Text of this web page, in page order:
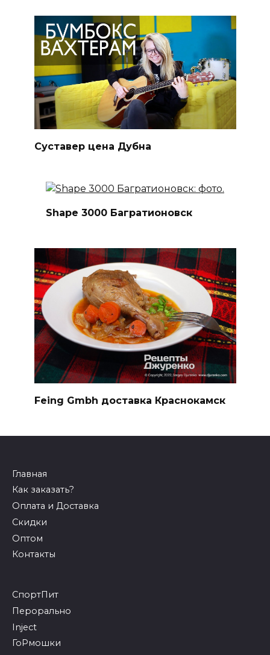
Суставер цена Дубна
Shape 3000 Багратионовск
Feing Gmbh доставка Краснокамск
Главная
Как заказать?
Оплата и Доставка
Скидки
Оптом
Контакты
СпортПит
Перорально
Inject
ГоРмошки